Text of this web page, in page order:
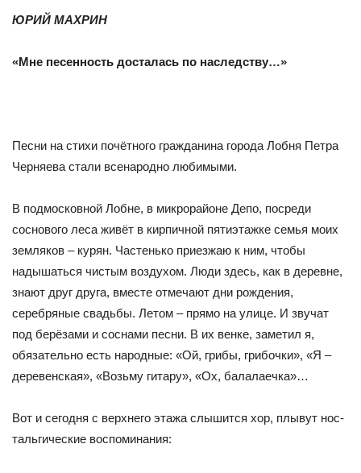
ЮРИЙ МАХРИН
«Мне песенность досталась по наследству…»
Песни на стихи почётного гражданина города Лобня Петра
Черняева стали всенародно любимыми.
В подмосковной Лобне, в микрорайоне Депо, посреди
сосно­вого леса живёт в кирпичной пятиэтажке семья моих
земляков – курян. Частенько приезжаю к ним, чтобы
надышаться чистым воздухом. Люди здесь, как в деревне,
знают друг друга, вместе отмечают дни рождения,
серебряные свадьбы. Летом – прямо на улице. И звучат
под берёзами и соснами песни. В их венке, заме­тил я,
обязательно есть народные: «Ой, грибы, грибочки», «Я –
деревенская», «Возьму гитару», «Ох, балалаечка»…
Вот и сегодня с верхнего этажа слышится хор, плывут нос­
тальгические воспоминания: